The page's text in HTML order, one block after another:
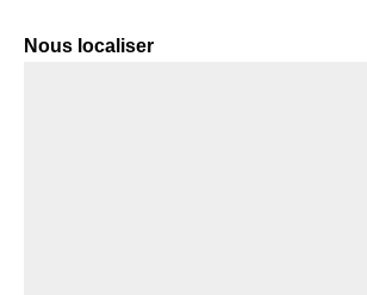
Nous localiser